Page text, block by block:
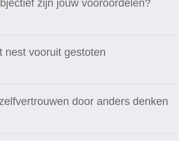
zijn jouw vooroordelen?
nest vooruit gestoten
door anders denken